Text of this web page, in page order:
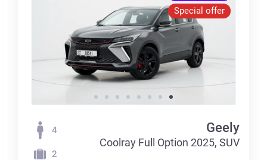
Special offer
Geely
Coolray Full Option 2025, SUV
4
2